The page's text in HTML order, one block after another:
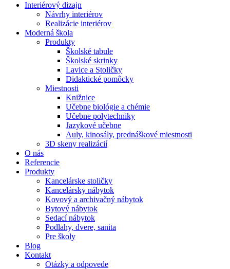
Interiérový dizajn
Návrhy interiérov
Realizácie interiérov
Moderná škola
Produkty
Školské tabule
Školské skrinky
Lavice a Stoličky
Didaktické pomôcky
Miestnosti
Knižnice
Učebne biológie a chémie
Učebne polytechniky
Jazykové učebne
Auly, kinosály, prednáškové miestnosti
3D skeny realizácií
O nás
Referencie
Produkty
Kancelárske stoličky
Kancelársky nábytok
Kovový a archivačný nábytok
Bytový nábytok
Sedací nábytok
Podlahy, dvere, sanita
Pre školy
Blog
Kontakt
Otázky a odpovede